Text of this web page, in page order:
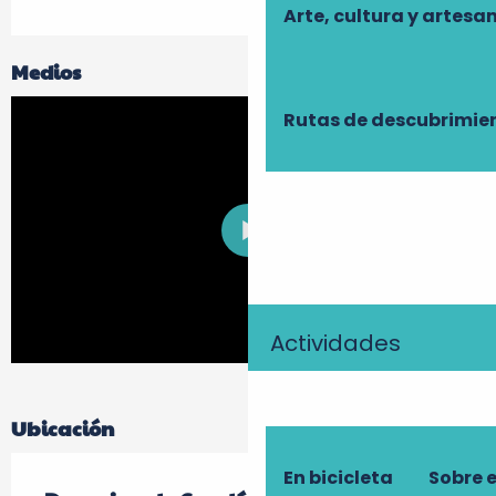
Arte, cultura y
Rutas de
Actividades
En bicicleta Sobre
Medios
Ubicación